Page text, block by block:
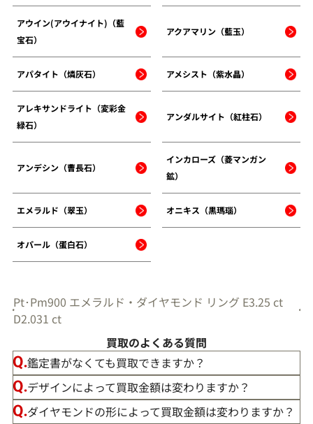
アウイン(アウイナイト)（藍
宝石）
アクアマリン（藍玉）
アパタイト（燐灰石） アメシスト（紫水晶）
アレキサンドライト（変彩金
緑石）
アンダルサイト（紅柱石）
アンデシン（曹長石）
インカローズ（菱マンガン
鉱）
エメラルド（翠玉） オニキス（黒瑪瑙）
オパール（蛋白石）
Pt･Pm900 エメラルド・ダイヤモンド リング E3.25 ct
D2.031 ct
買取のよくある質問
鑑定書がなくても買取できますか？
デザインによって買取金額は変わりますか？
ダイヤモンドの形によって買取金額は変わりますか？